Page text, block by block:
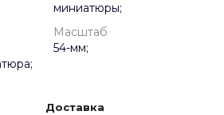
миниатюры;
Масштаб
54-мм;
Доставка